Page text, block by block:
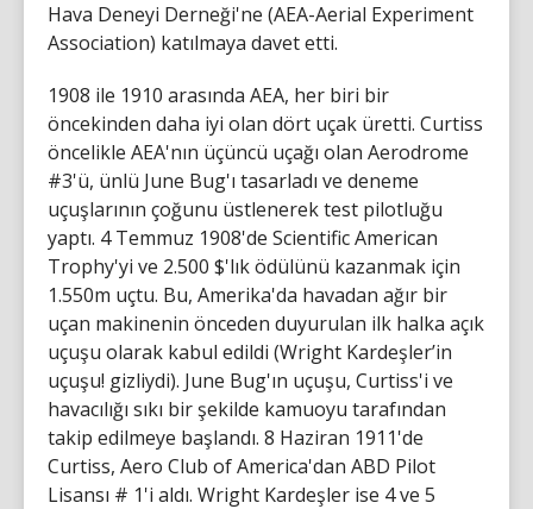
Hava Deneyi Derneği'ne (AEA-Aerial Experiment
Association) katılmaya davet etti.
1908 ile 1910 arasında AEA, her biri bir
öncekinden daha iyi olan dört uçak üretti. Curtiss
öncelikle AEA'nın üçüncü uçağı olan Aerodrome
#3'ü, ünlü June Bug'ı tasarladı ve deneme
uçuşlarının çoğunu üstlenerek test pilotluğu
yaptı. 4 Temmuz 1908'de Scientific American
Trophy'yi ve 2.500 $'lık ödülünü kazanmak için
1.550m uçtu. Bu, Amerika'da havadan ağır bir
uçan makinenin önceden duyurulan ilk halka açık
uçuşu olarak kabul edildi (Wright Kardeşler’in
uçuşu! gizliydi). June Bug'ın uçuşu, Curtiss'i ve
havacılığı sıkı bir şekilde kamuoyu tarafından
takip edilmeye başlandı. 8 Haziran 1911'de
Curtiss, Aero Club of America'dan ABD Pilot
Lisansı # 1'i aldı. Wright Kardeşler ise 4 ve 5